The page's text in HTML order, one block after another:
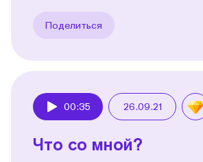
Поделиться
00:35 26.09.21
Что со мной?